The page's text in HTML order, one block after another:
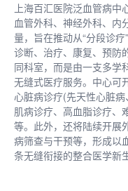
上海百汇医院泛血管病
血管外科、神经外科、内
量，旨在推动从“分段诊疗
诊断、治疗、康复、预防
同科室，而是由一支多学
无缝式医疗服务。中心可
心脏病诊疗(先天性心脏
肌病诊疗、高血脂诊疗、
等。此外，还将陆续开展
病筛查与干预等，形成以
条无缝衔接的整合医学新